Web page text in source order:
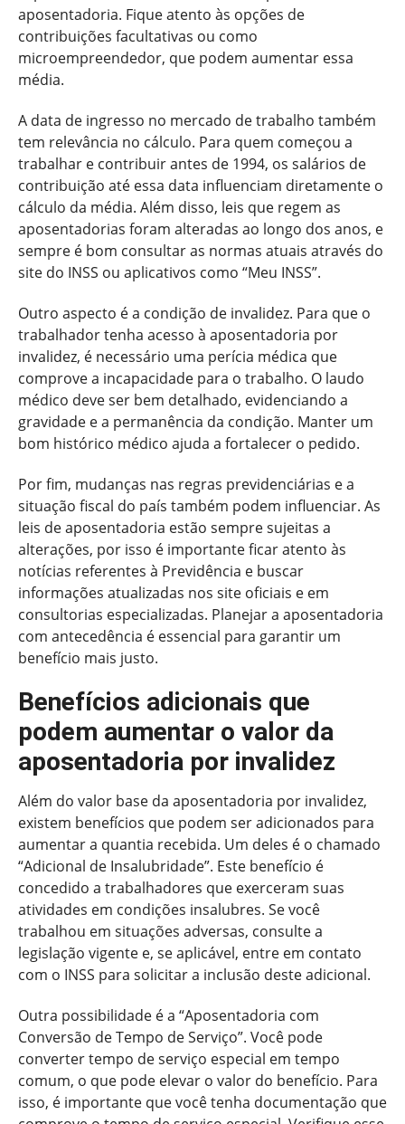
aposentadoria. Fique atento às opções de
contribuições facultativas ou como
microempreendedor, que podem aumentar essa
média.
A data de ingresso no mercado de trabalho também
tem relevância no cálculo. Para quem começou a
trabalhar e contribuir antes de 1994, os salários de
contribuição até essa data influenciam diretamente o
cálculo da média. Além disso, leis que regem as
aposentadorias foram alteradas ao longo dos anos, e
sempre é bom consultar as normas atuais através do
site do INSS ou aplicativos como “Meu INSS”.
Outro aspecto é a condição de invalidez. Para que o
trabalhador tenha acesso à aposentadoria por
invalidez, é necessário uma perícia médica que
comprove a incapacidade para o trabalho. O laudo
médico deve ser bem detalhado, evidenciando a
gravidade e a permanência da condição. Manter um
bom histórico médico ajuda a fortalecer o pedido.
Por fim, mudanças nas regras previdenciárias e a
situação fiscal do país também podem influenciar. As
leis de aposentadoria estão sempre sujeitas a
alterações, por isso é importante ficar atento às
notícias referentes à Previdência e buscar
informações atualizadas nos site oficiais e em
consultorias especializadas. Planejar a aposentadoria
com antecedência é essencial para garantir um
benefício mais justo.
Benefícios adicionais que
podem aumentar o valor da
aposentadoria por invalidez
Além do valor base da aposentadoria por invalidez,
existem benefícios que podem ser adicionados para
aumentar a quantia recebida. Um deles é o chamado
“Adicional de Insalubridade”. Este benefício é
concedido a trabalhadores que exerceram suas
atividades em condições insalubres. Se você
trabalhou em situações adversas, consulte a
legislação vigente e, se aplicável, entre em contato
com o INSS para solicitar a inclusão deste adicional.
Outra possibilidade é a “Aposentadoria com
Conversão de Tempo de Serviço”. Você pode
converter tempo de serviço especial em tempo
comum, o que pode elevar o valor do benefício. Para
isso, é importante que você tenha documentação que